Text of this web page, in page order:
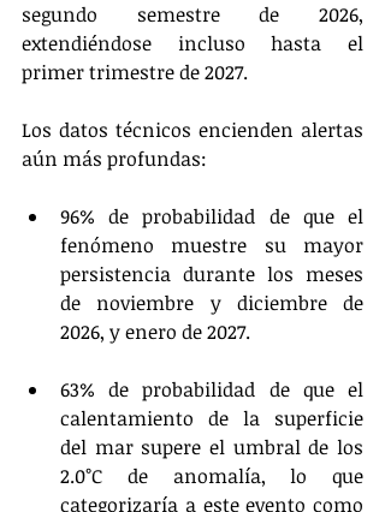
segundo semestre de 2026,
extendiéndose incluso hasta el
primer trimestre de 2027.
Los datos técnicos encienden alertas
aún más profundas:
96% de probabilidad de que el
fenómeno muestre su mayor
persistencia durante los meses
de noviembre y diciembre de
2026, y enero de 2027.
63% de probabilidad de que el
calentamiento de la superficie
del mar supere el umbral de los
2.0°C de anomalía, lo que
categorizaría a este evento como